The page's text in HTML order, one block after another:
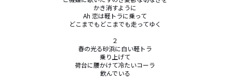
かき消すように
Ah 恋は軽トラに乗って
どこまでもどこまでも走ってゆく
２
春の光る砂浜に白い軽トラ
乗り上げて
荷台に腰かけて冷たいコーラ
飲んでいる